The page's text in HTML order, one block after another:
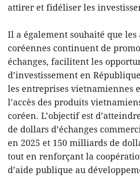
attirer et fidéliser les
Il a également souhaité que les
coréennes continuent de
échanges, facilitent les
d’investissement en
les entreprises vietnamiennes
l’accès des produits
coréen. L’objectif est
de dollars d’échanges
en 2025 et 150 milliards de
tout en renforçant la
d’aide publique au